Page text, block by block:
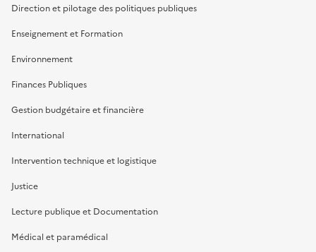
Direction et pilotage des politiques publiques
Enseignement et Formation
Environnement
Finances Publiques
Gestion budgétaire et financière
International
Intervention technique et logistique
Justice
Lecture publique et Documentation
Médical et paramédical